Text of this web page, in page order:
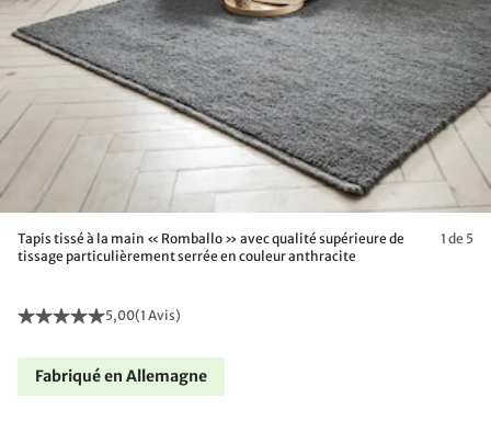
Tapis tissé à la main « Romballo » avec qualité supérieure de
tissage particulièrement serrée en couleur anthracite
1 de 5
5,00(1 Avis)
Fabriqué en Allemagne